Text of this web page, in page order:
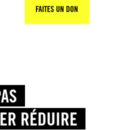
FAITES UN DON
RÉDUIRE